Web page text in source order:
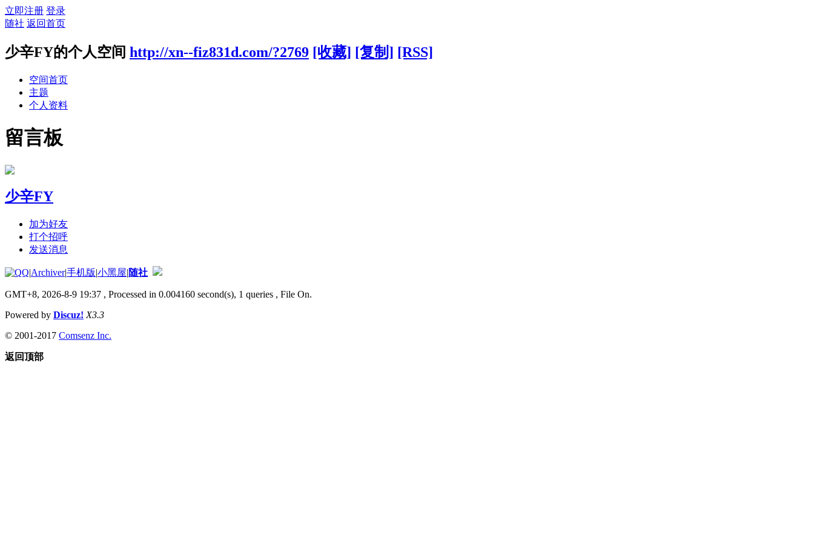
立即注册 登录
随社 返回首页
少辛FY的个人空间 http://xn--fiz831d.com/?2769 [收藏] [复制] [RSS]
空间首页
主题
个人资料
留言板
少辛FY
加为好友
打个招呼
发送消息
|Archiver|手机版|小黑屋|随社
GMT+8, 2026-8-9 19:37 , Processed in 0.004160 second(s), 1 queries , File On.
Powered by Discuz! X3.3
© 2001-2017 Comsenz Inc.
返回顶部